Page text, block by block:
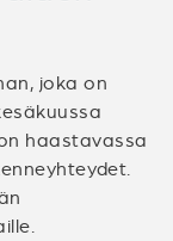
joka on
haastavassa